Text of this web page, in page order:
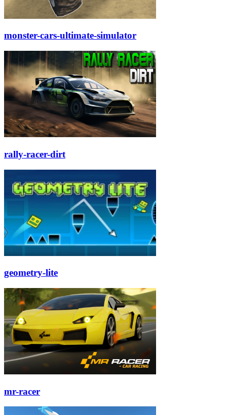
monster-cars-ultimate-simulator
rally-racer-dirt
geometry-lite
mr-racer